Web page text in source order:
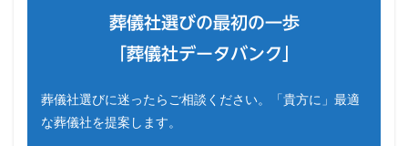
葬儀社選びの最初の一歩
「葬儀社データバンク」
葬儀社選びに迷ったらご相談ください。「貴方に」最適
な葬儀社を提案します。